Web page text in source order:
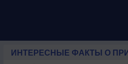
ИНТЕРЕСНЫЕ ФАКТЫ О